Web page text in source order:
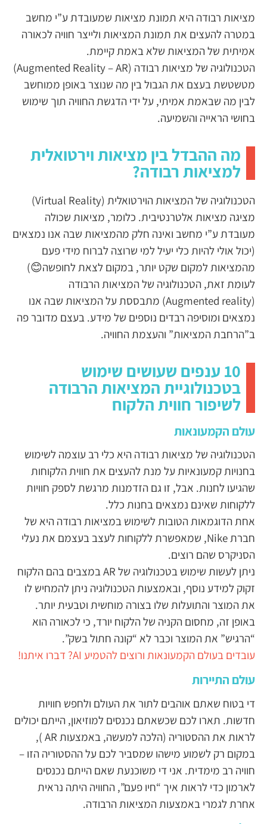
מציאות רבודה היא תמונת מציאות שמעובדת ע”י מחשב
במטרה להעצים את תמונת המציאות ולייצר חוויה לכאורה
אמיתית של המציאות שלא באמת קיימת.
הטכנולוגיה של מציאות רבודה (Augmented Reality – AR)
מטשטשת בעצם את הגבול בין מה שנוצר באופן ממוחשב
לבין מה שבאמת אמיתי, על ידי הדגשת החוויה תוך שימוש
בחושי הראייה והשמיעה.
מה ההבדל בין מציאות וירטואלית
למציאות רבודה?
הטכנולוגיה של המציאות הוירטואלית (Virtual Reality)
מציגה מציאות אלטרנטיבית. כלומר, מציאות שכולה
מעובדת ע”י מחשב ואינה חלק מהמציאות שבה אנו נמצאים
(יכול אולי להיות כלי יעיל למי שרוצה לברוח מידי פעם
מהמציאות למקום שקט יותר, במקום לצאת לחופשה😊)
לעומת זאת, הטכנולוגיה של המציאות הרבודה
(Augmented reality) מתבססת על המציאות שבה אנו
נמצאים ומוסיפה רבדים נוספים של מידע. בעצם מדובר פה
ב”הרחבת המציאות” והעצמת החוויה.
10 ענפים שעושים שימוש
בטכנולוגיית המציאות הרבודה
לשיפור חווית הלקוח
עולם הקמעונאות
הטכנולוגיה של מציאות רבודה היא כלי רב עוצמה לשימוש
בחנויות קמעונאיות על מנת להעצים את חווית הלקוחות
שהגיעו לחנות. אבל, זו גם הזדמנות מרגשת לספק חוויות
ללקוחות שאינם נמצאים בחנות כלל.
אחת הדוגמאות הטובות לשימוש במציאות רבודה היא של
חברת Nike, שמאפשרת ללקוחות לעצב בעצמם את נעלי
הסניקרס שהם רוצים.
ניתן לעשות שימוש בטכנולוגיה של AR במצבים בהם הלקוח
זקוק למידע נוסף, ובאמצעות הטכנולוגיה ניתן להמחיש לו
את המוצר והתועלות שלו בצורה מוחשית וטבעית יותר.
באופן זה, מחסום הקניה של הלקוח יורד, כי לכאורה הוא
“הרגיש” את המוצר וכבר לא “קונה חתול בשק”.
עובדים בעולם הקמעונאות ורוצים להטמיע AI? דברו איתנו!
עולם התיירות
די בטוח שאתם אוהבים לתור את העולם ולחפש חוויות
חדשות. תארו לכם שכשאתם נכנסים למוזיאון, הייתם יכולים
לראות את ההסטוריה (הלכה למעשה, באמצעות AR ),
במקום רק לשמוע מישהו שמסביר לכם על ההסטוריה הזו –
חוויה רב מימדית. אני די משוכנעת שאם הייתם נכנסים
לארמון כדי לראות איך “חיו פעם”, החוויה היתה נראית
אחרת לגמרי באמצעות המציאות הרבודה.